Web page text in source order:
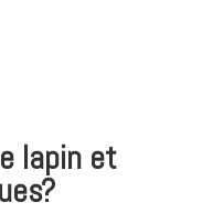
lapin et